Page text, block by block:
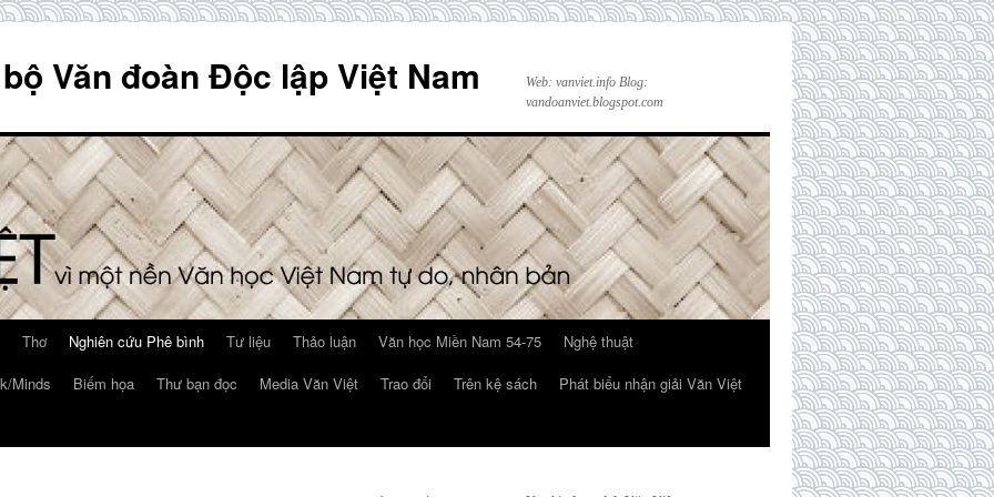
Văn đoàn Độc lập Việt Nam
Web: vanviet.info Blog:
vandoanviet.blogspot.com
Thơ Nghiên cứu Phê bình Tư liệu Thảo luận Văn học Miền Nam 54-75
Nghệ thuật
Minds Biếm họa Thư bạn đọc Media Văn Việt Trao đổi Trên kệ sách
Phát biểu nhận giải Văn Việt